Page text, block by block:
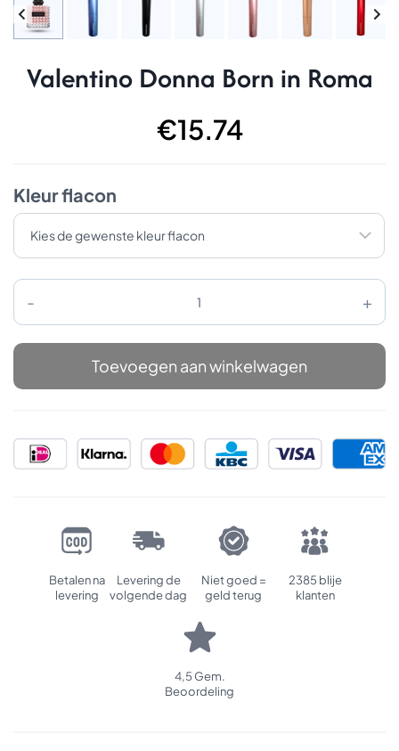
Valentino Donna Born in Roma
€15.74
Kleur flacon
Valentino
Donna
Born
in
aantal
Toevoegen aan winkelwagen
Betalen na
levering
Levering de
volgende dag
Niet goed =
geld terug
2385 blije
klanten
4,5 Gem.
Beoordeling